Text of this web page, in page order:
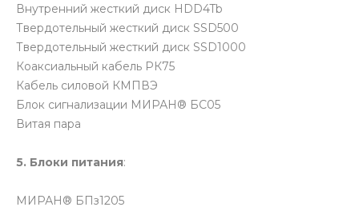
Внутренний жесткий диск HDD4Tb
Твердотельный жесткий диск SSD500
Твердотельный жесткий диск SSD1000
Коаксиальный кабель РК75
Кабель силовой КМПВЭ
Блок сигнализации МИРАН® БС05
Витая пара
5. Блоки питания:
МИРАН® БПз1205